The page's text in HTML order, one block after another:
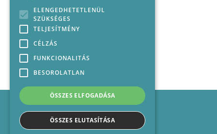
Impresszum
Felhasználási feltételek
ELENGEDHETETLENÜL
SZÜKSÉGES
TELJESÍTMÉNY
CÉLZÁS
FUNKCIONALITÁS
BESOROLATLAN
ÖSSZES ELFOGADÁSA
ÖSSZES ELUTASÍTÁSA